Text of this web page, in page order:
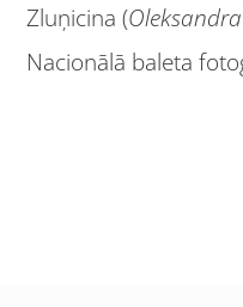
Zluņicina (
Nacionālā baleta